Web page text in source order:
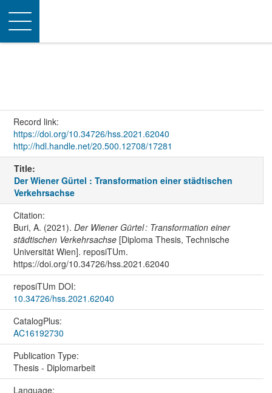
Toggle
navigation
Record link:
https://doi.org/10.34726/hss.2021.62040
http://hdl.handle.net/20.500.12708/17281
Title:
Der Wiener Gürtel : Transformation einer städtischen
Verkehrsachse
Citation:
Buri, A. (2021). Der Wiener Gürtel : Transformation einer
städtischen Verkehrsachse[Diploma Thesis, Technische
Universität Wien]. reposiTUm.
https://doi.org/10.34726/hss.2021.62040
reposiTUm DOI:
10.34726/hss.2021.62040
CatalogPlus:
AC16192730
Publication Type:
Thesis - Diplomarbeit
Language: